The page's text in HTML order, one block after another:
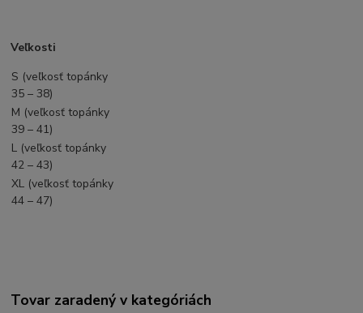
Veľkosti
S (veľkosť topánky
35 – 38)
M (veľkosť topánky
39 – 41)
L (veľkosť topánky
42 – 43)
XL (veľkosť topánky
44 – 47)
Tovar zaradený v kategóriách